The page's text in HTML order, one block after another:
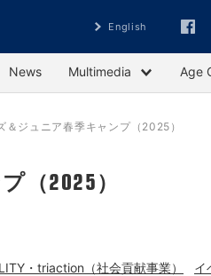
English
News Multimedia Age
＆ジュニア春季キャンプ（2025）
（2025）
・triaction（社会貢献事業） イ